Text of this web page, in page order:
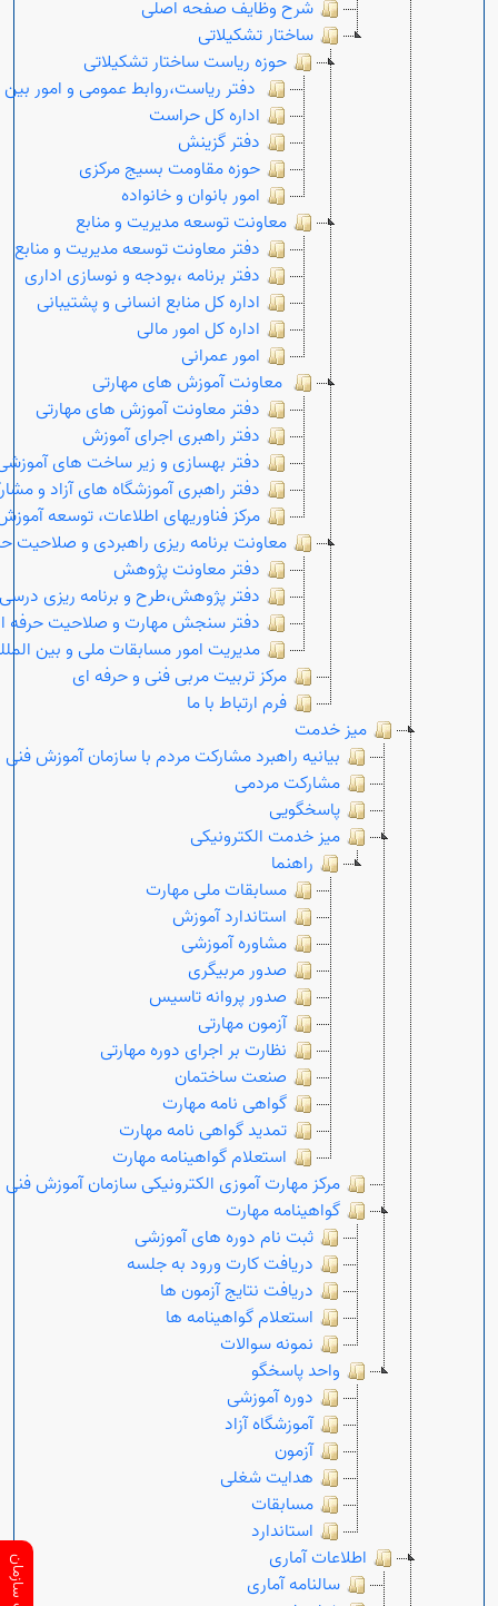
شرح وظایف صفحه اصلی
ساختار تشکیلاتی
حوزه ریاست ساختار تشکیلاتی
دفتر ریاست،روابط عمومی و امور بین
اداره کل حراست
دفتر گزینش
حوزه مقاومت بسیج مرکزی
امور بانوان و خانواده
معاونت توسعه مدیریت و منابع
دفتر معاونت توسعه مدیریت و منابع
دفتر برنامه ،بودجه و نوسازی اداری
اداره کل منابع انسانی و پشتیبانی
اداره کل امور مالی
امور عمرانی
معاونت آموزش های مهارتی
دفتر معاونت آموزش های مهارتی
دفتر راهبری اجرای آموزش
دفتر بهسازی و زیر ساخت های
دفتر راهبری آموزشگاه های آزاد و
مرکز فناوریهای اطلاعات، توسعه
معاونت برنامه ریزی راهبردی و صلاحیت
دفتر معاونت پژوهش
دفتر پژوهش،طرح و برنامه ریزی درسی
دفتر سنجش مهارت و صلاحیت حرفه
مدیریت امور مسابقات ملی و بین
مرکز تربیت مربی فنی و حرفه ای
فرم ارتباط با ما
میز خدمت
بیانیه راهبرد مشارکت مردم با سازمان آموزش
مشارکت مردمی
پاسخگویی
میز خدمت الکترونیکی
راهنما
مسابقات ملی مهارت
استاندارد آموزش
مشاوره آموزشی
صدور مربیگری
صدور پروانه تاسیس
آزمون مهارتی
نظارت بر اجرای دوره مهارتی
صنعت ساختمان
گواهی نامه مهارت
تمدید گواهی نامه مهارت
استعلام گواهینامه مهارت
مرکز مهارت آموزی الکترونیکی سازمان آموزش
گواهینامه مهارت
ثبت نام دوره های آموزشی
دریافت کارت ورود به جلسه
دریافت نتایج آزمون ها
استعلام گواهینامه ها
نمونه سوالات
واحد پاسخگو
دوره آموزشی
آموزشگاه آزاد
آزمون
هدایت شغلی
مسابقات
استاندارد
اطلاعات آماری
سالنامه آماری